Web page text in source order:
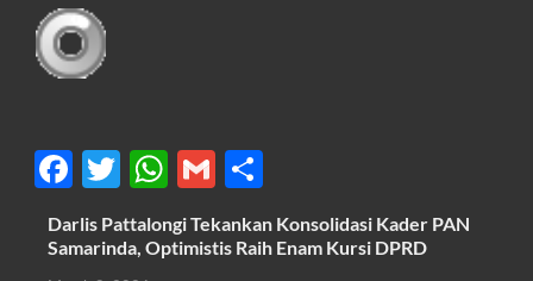
F
ac
e
T
w
itt
W
h
at
G
m
ail
h
ar
Darlis Pattalongi Tekankan Konsolidasi Kader PAN
Samarinda, Optimistis Raih Enam Kursi DPRD